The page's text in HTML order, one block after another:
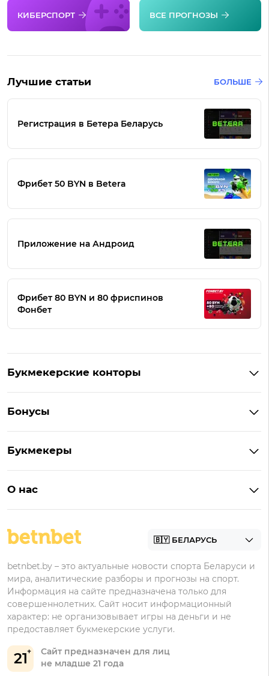
КИБЕРСПОРТ ВСЕ ПРОГНОЗЫ
Лучшие статьи БОЛЬШЕ
Регистрация в Бетера Беларусь
Фрибет 50 BYN в Betera
Приложение на Андроид
Фрибет 80 BYN и 80 фриспинов
Фонбет
Букмекерские конторы
Букмекеры на Андроид
БК для ставок на киберспорт
Бонусы
Бонус на депозит
Бонусы Бетера
Бонусы Винлайн
Букмекеры
Марафонбет
О нас
21
Сайт предназначен для лиц
не младше 21 года
betnbet.by – это актуальные новости спорта Беларуси и
мира, аналитические разборы и прогнозы на спорт.
Информация на сайте предназначена только для
совершеннолетних. Сайт носит информационный
характер: не организовывает игры на деньги и не
предоставляет букмекерские услуги.